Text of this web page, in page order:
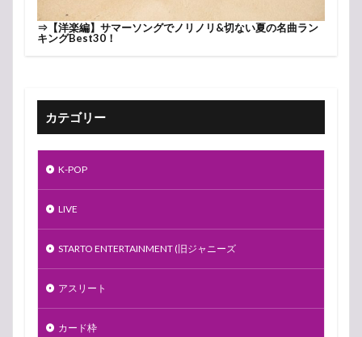
⇒ 【洋楽編】サマーソングでノリノリ&切ない夏の名曲ラン
キングBest30！
カテゴリー
K-POP
LIVE
STARTO ENTERTAINMENT (旧ジャニーズ
アスリート
カード枠